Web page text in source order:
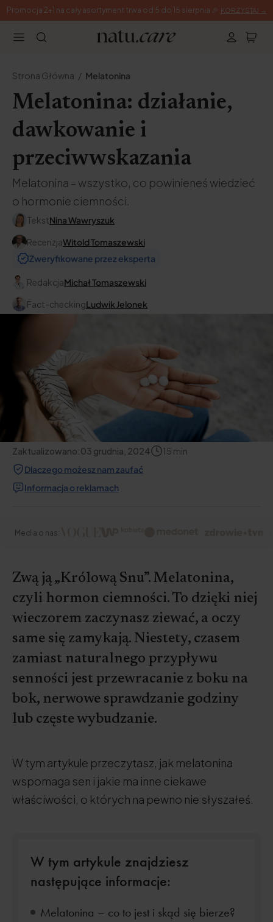
Promocja 2+1 na cały asortyment trwa od 5 do 15 sierpnia 🎉 KORZYSTAJ →
Strona Główna Melatonina
Melatonina: działanie,
dawkowanie i
przeciwwskazania
Melatonina – wszystko, co powinieneś wiedzieć
o hormonie ciemności.
TekstNina Wawryszuk
RecenzjaWitold Tomaszewski
Zweryfikowane przez eksperta
RedakcjaMichał Tomaszewski
Fact-checkingLudwik Jelonek
Zaktualizowano:03 grudnia, 2024 15 min
Dlaczego możesz nam zaufać
Informacja o reklamach
Media o nas:
Zwą ją „Królową Snu”. Melatonina,
czyli hormon ciemności. To dzięki niej
wieczorem zaczynasz ziewać, a oczy
same się zamykają. Niestety, czasem
zamiast naturalnego przypływu
senności jest przewracanie z boku na
bok, nerwowe sprawdzanie godziny
lub częste wybudzanie.
W tym artykule przeczytasz, jak melatonina
wspomaga sen i jakie ma inne ciekawe
właściwości, o których na pewno nie słyszałeś.
W tym artykule znajdziesz
następujące informacje:
Melatonina – co to jest i skąd się bierze?